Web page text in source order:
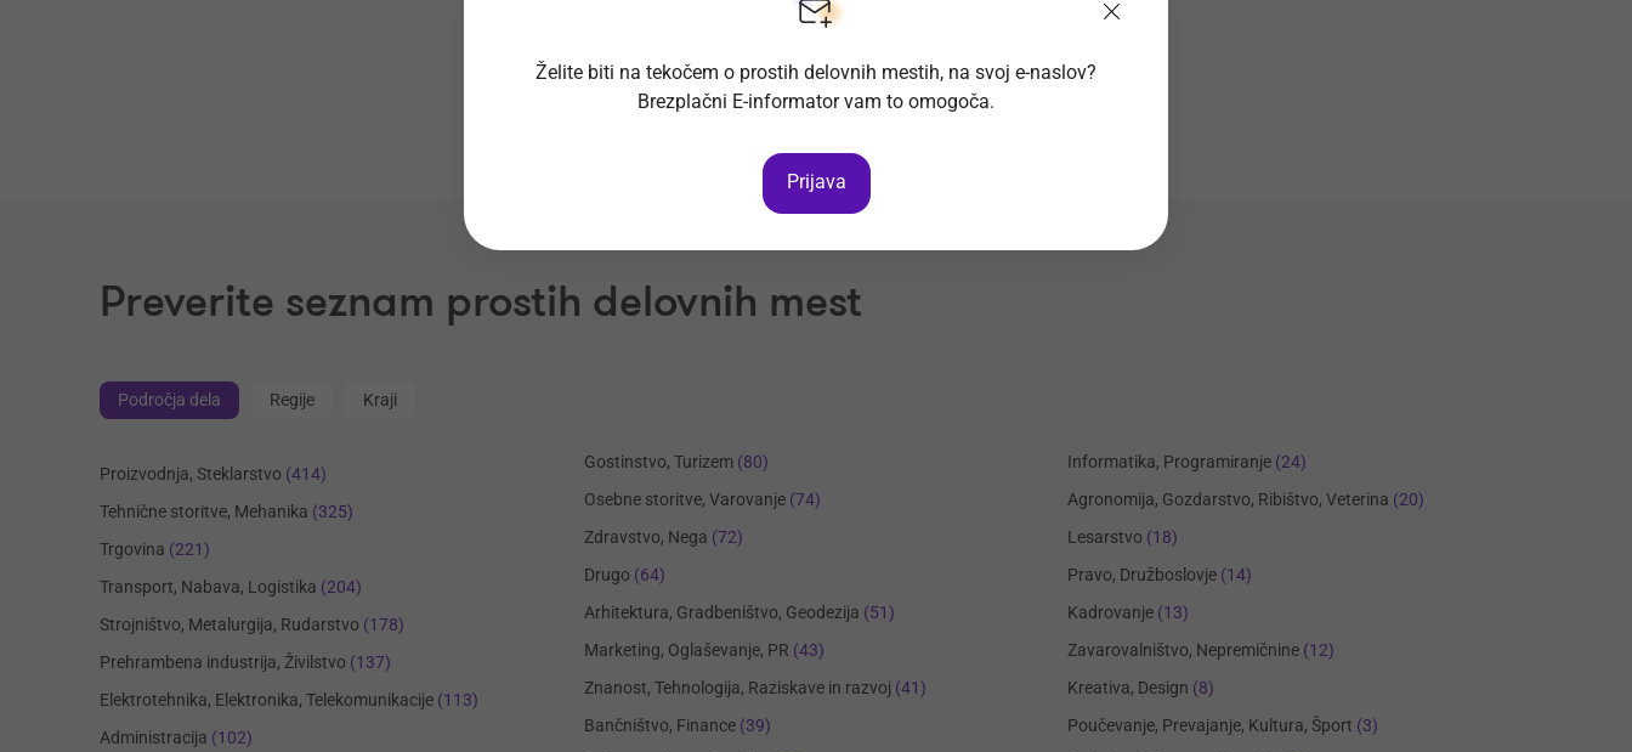
Preverite seznam prostih delovnih mest
Področja dela Regije Kraji
Proizvodnja, Steklarstvo (414)
Tehnične storitve, Mehanika (325)
Trgovina (221)
Transport, Nabava, Logistika (204)
Strojništvo, Metalurgija, Rudarstvo (178)
Prehrambena industrija, Živilstvo (137)
Elektrotehnika, Elektronika, Telekomunikacije (113)
Administracija (102)
Gostinstvo, Turizem (80)
Osebne storitve, Varovanje (74)
Zdravstvo, Nega (72)
Drugo (64)
Arhitektura, Gradbeništvo, Geodezija (51)
Marketing, Oglaševanje, PR (43)
Znanost, Tehnologija, Raziskave in razvoj (41)
Bančništvo, Finance (39)
Informatika, Programiranje (24)
Agronomija, Gozdarstvo, Ribištvo, Veterina (20)
Lesarstvo (18)
Pravo, Družboslovje (14)
Kadrovanje (13)
Zavarovalništvo, Nepremičnine (12)
Kreativa, Design (8)
Poučevanje, Prevajanje, Kultura, Šport (3)
Želite biti na tekočem o prostih delovnih mestih, na svoj e-naslov?
Brezplačni E-informator vam to omogoča.
Prijava